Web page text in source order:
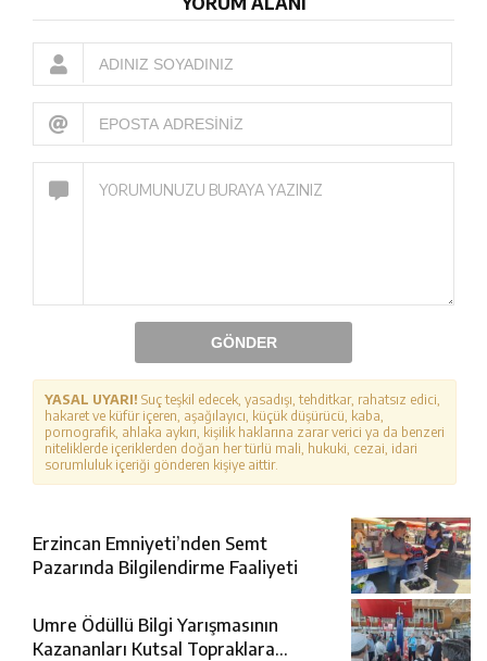
GÖNDER
YASAL UYARI! Suç teşkil edecek, yasadışı, tehditkar, rahatsız edici,
hakaret ve küfür içeren, aşağılayıcı, küçük düşürücü, kaba,
pornografik, ahlaka aykırı, kişilik haklarına zarar verici ya da benzeri
niteliklerde içeriklerden doğan her türlü mali, hukuki, cezai, idari
sorumluluk içeriği gönderen kişiye aittir.
Erzincan Emniyeti’nden Semt
Pazarında Bilgilendirme Faaliyeti
Umre Ödüllü Bilgi Yarışmasının
Kazananları Kutsal Topraklara